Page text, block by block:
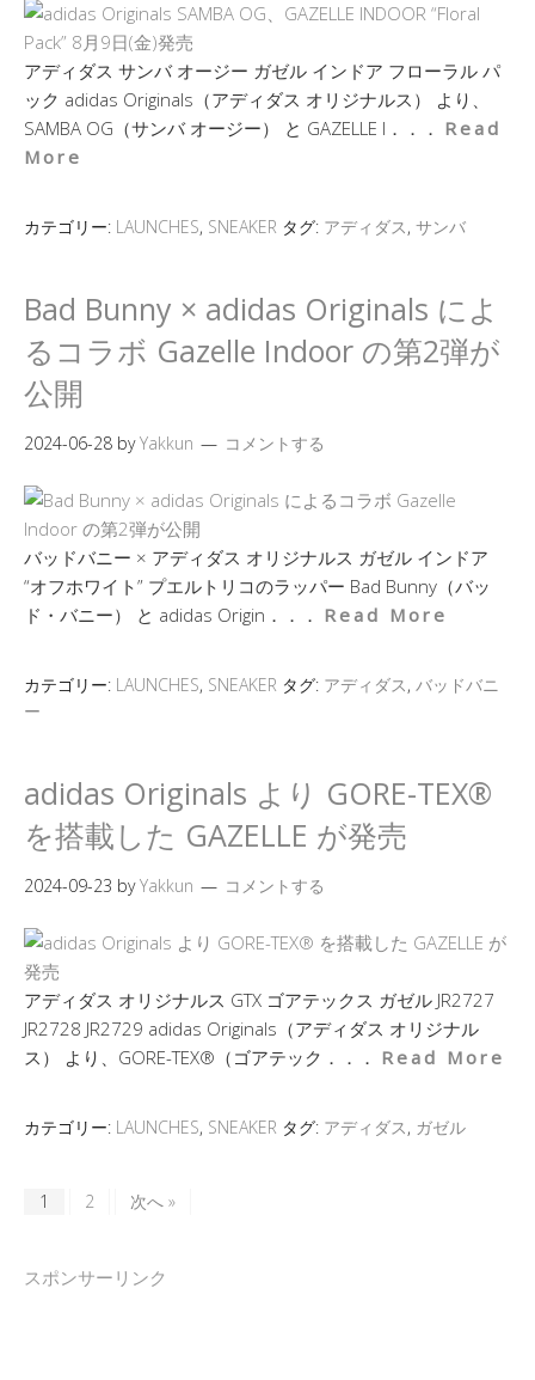
アディダス サンバ オージー ガゼル インドア フローラル パ
ック adidas Originals（アディダス オリジナルス） より、
SAMBA OG（サンバ オージー） と GAZELLE I．．． Read
More
カテゴリー: LAUNCHES, SNEAKER タグ: アディダス, サンバ
Bad Bunny × adidas Originals によ
るコラボ Gazelle Indoor の第2弾が
公開
2024-06-28 byYakkun コメントする
バッドバニー × アディダス オリジナルス ガゼル インドア
“オフホワイト” プエルトリコのラッパー Bad Bunny（バッ
ド・バニー） と adidas Origin．．． Read More
カテゴリー: LAUNCHES, SNEAKER タグ: アディダス, バッドバニ
ー
adidas Originals より GORE-TEX®
を搭載した GAZELLE が発売
2024-09-23 byYakkun コメントする
アディダス オリジナルス GTX ゴアテックス ガゼル JR2727
JR2728 JR2729 adidas Originals（アディダス オリジナル
ス） より、GORE-TEX®（ゴアテック．．． Read More
カテゴリー: LAUNCHES, SNEAKER タグ: アディダス, ガゼル
1 2 次へ »
スポンサーリンク